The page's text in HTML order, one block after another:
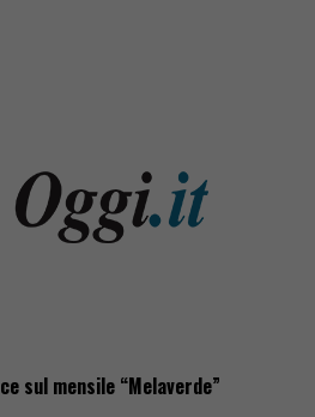
sul mensile “Melaverde”